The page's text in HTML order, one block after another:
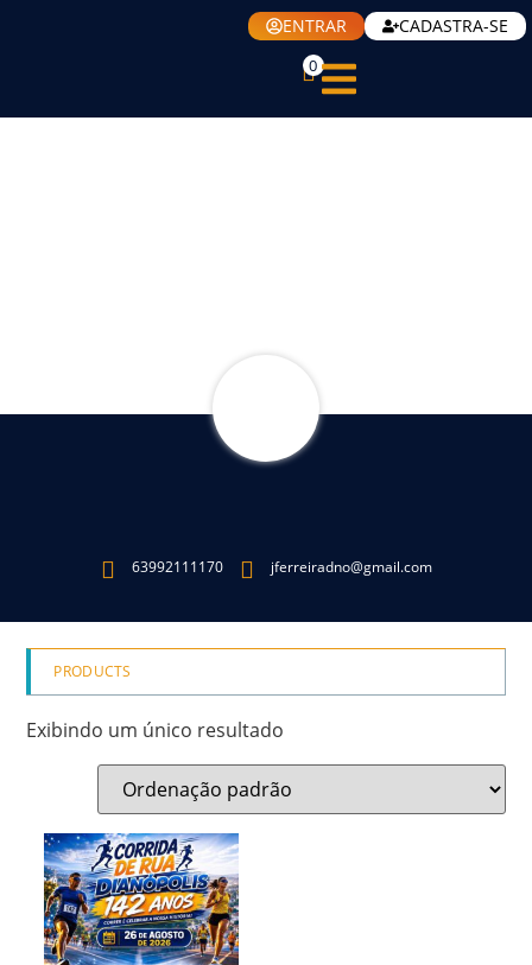
ENTRAR CADASTRA-SE
0
63992111170 jferreiradno@gmail.com
PRODUCTS
Exibindo um único resultado